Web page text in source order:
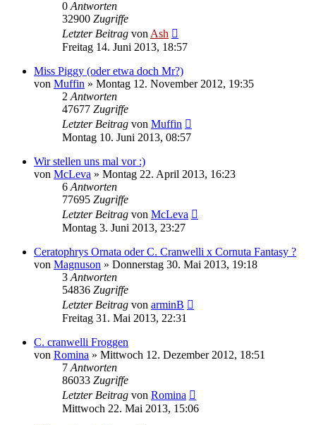
0 Antworten
32900 Zugriffe
Letzter Beitrag von Ash
Freitag 14. Juni 2013, 18:57
Miss Piggy (oder etwa doch Mr?)
von Muffin » Montag 12. November 2012, 19:35
2 Antworten
47677 Zugriffe
Letzter Beitrag von Muffin
Montag 10. Juni 2013, 08:57
Wir stellen uns mal vor :)
von McLeva » Montag 22. April 2013, 16:23
6 Antworten
77695 Zugriffe
Letzter Beitrag von McLeva
Montag 3. Juni 2013, 23:27
Ceratophrys Ornata oder C. Cranwelli x Cornuta Fantasy ?
von Magnuson » Donnerstag 30. Mai 2013, 19:18
3 Antworten
54836 Zugriffe
Letzter Beitrag von arminB
Freitag 31. Mai 2013, 22:31
C. cranwelli Froggen
von Romina » Mittwoch 12. Dezember 2012, 18:51
7 Antworten
86033 Zugriffe
Letzter Beitrag von Romina
Mittwoch 22. Mai 2013, 15:06